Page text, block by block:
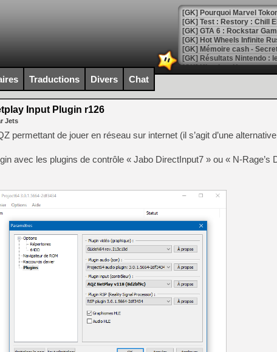
[GK] Pourquoi Marvel
[GK] Test : Restory : Chill
[GK] GTA 6 : Rockstar
[GK] Hot Wheels Infinite
[GK] Mémoire cash -
[GK] Résultats Nintendo :
[GK] Déjà des
[Mo5] Brickboy cherche à
[GK] Minecraft et ses «
[GK] Beast of
[GK] Ubisoft : fin de partie
[GK] Mémoire cash -
[GK] Dan Houser (GTA)
[GK] Comment EA Sports
[GK] Crimson Moon : un
[GK] Isle of Reveries : le
[GK] Moonlighter 2 : The
[GK] Capcom relance
[Mo5] Deux inédits du
[GK] Le beat'em up The
[GK] Endless Legend 2 :
[LS] [PS5] Le WebKit
[GK] Oubliez Crazy Taxi,
Traductions Divers Chat
Input Plugin r126
Jets
permettant de jouer en réseau sur internet (il s’agit d’une
avec les plugins de contrôle « Jabo DirectInput7 » ou « N-Rage’s